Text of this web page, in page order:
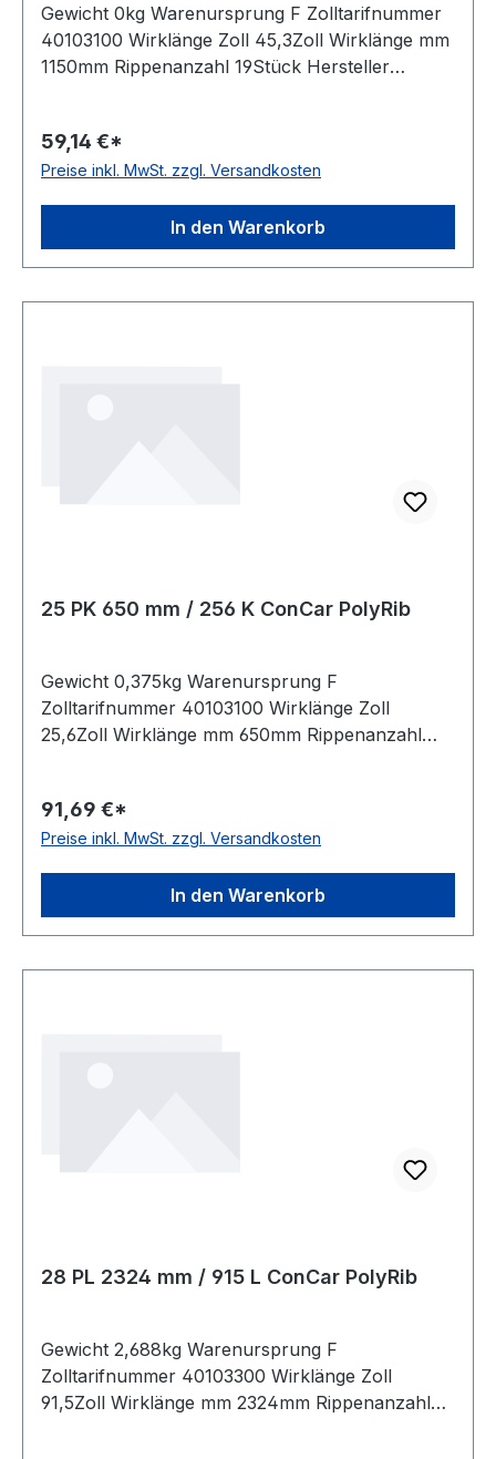
Gewicht 0kg Warenursprung F Zolltarifnummer
40103100 Wirklänge Zoll 45,3Zoll Wirklänge mm
1150mm Rippenanzahl 19Stück Hersteller
Zugstrang Polyester Rippenabstand 2,34mm
Höhe 3,3mm
59,14 €*
Preise inkl. MwSt. zzgl. Versandkosten
In den Warenkorb
25 PK 650 mm / 256 K ConCar PolyRib
Gewicht 0,375kg Warenursprung F
Zolltarifnummer 40103100 Wirklänge Zoll
25,6Zoll Wirklänge mm 650mm Rippenanzahl
Material Neoprene Zugstrang Polyester
Rippenabstand 3,56mm Höhe 4,9mm
91,69 €*
Preise inkl. MwSt. zzgl. Versandkosten
In den Warenkorb
28 PL 2324 mm / 915 L ConCar PolyRib
Gewicht 2,688kg Warenursprung F
Zolltarifnummer 40103300 Wirklänge Zoll
91,5Zoll Wirklänge mm 2324mm Rippenanzahl